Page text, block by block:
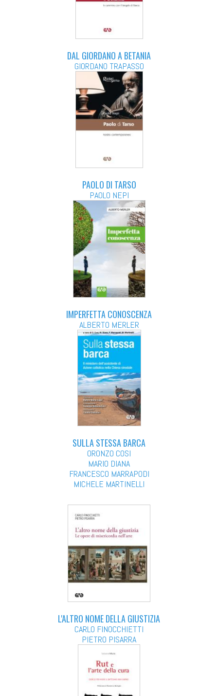
DAL GIORDANO A BETANIA
GIORDANO TRAPASSO
PAOLO DI TARSO
PAOLO NEPI
IMPERFETTA CONOSCENZA
ALBERTO MERLER
SULLA STESSA BARCA
ORONZO COSI
MARIO DIANA
FRANCESCO MARRAPODI
MICHELE MARTINELLI
L'ALTRO NOME DELLA GIUSTIZIA
CARLO FINOCCHIETTI
PIETRO PISARRA